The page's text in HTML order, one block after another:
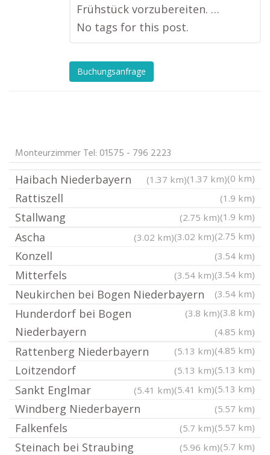
Frühstück vorzubereiten. …
No tags for this post.
Buchungsanfrage
Monteurzimmer Tel: 01575 - 796 2223
(0 km)
(1.37 km)
Haibach Niederbayern (1.37 km)
Rattiszell
(1.9 km)
(1.9 km)
Stallwang
(2.75 km)
(2.75 km)
(3.02 km)
Ascha (3.02 km)
Konzell
(3.54 km)
(3.54 km)
Mitterfels
(3.54 km)
(3.54 km)
Neukirchen bei Bogen Niederbayern
(3.8 km)
(3.8 km)
Hunderdorf bei Bogen
Niederbayern
(4.85 km)
(4.85 km)
(5.13 km)
Rattenberg Niederbayern
(5.13 km)
Loitzendorf
(5.13 km)
(5.13 km)
(5.41 km)
Sankt Englmar (5.41 km)
Windberg Niederbayern
(5.57 km)
(5.57 km)
Falkenfels
(5.7 km)
(5.7 km)
Steinach bei Straubing
(5.96 km)